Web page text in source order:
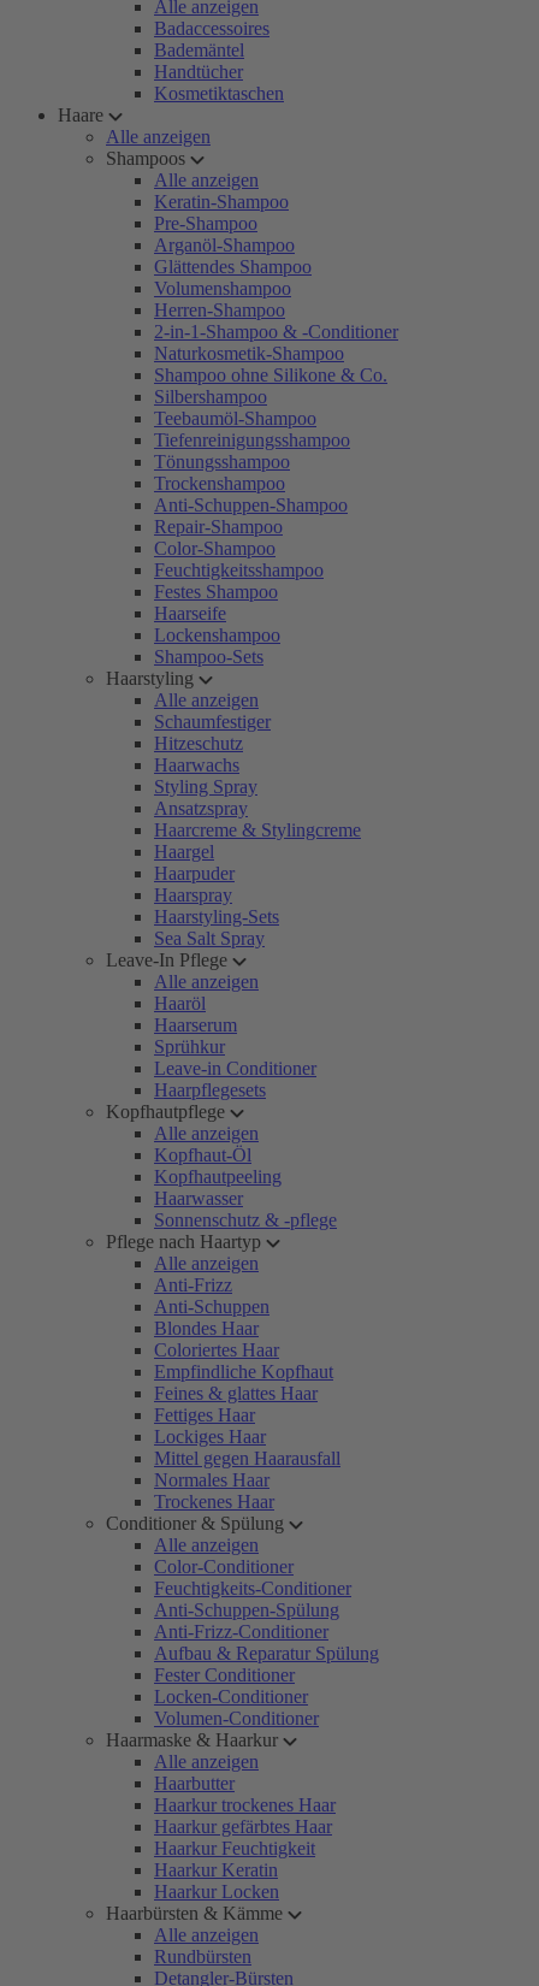
Alle anzeigen
Badaccessoires
Bademäntel
Handtücher
Kosmetiktaschen
Haare
Alle anzeigen
Shampoos
Alle anzeigen
Keratin-Shampoo
Pre-Shampoo
Arganöl-Shampoo
Glättendes Shampoo
Volumenshampoo
Herren-Shampoo
2-in-1-Shampoo & -Conditioner
Naturkosmetik-Shampoo
Shampoo ohne Silikone & Co.
Silbershampoo
Teebaumöl-Shampoo
Tiefenreinigungsshampoo
Tönungsshampoo
Trockenshampoo
Anti-Schuppen-Shampoo
Repair-Shampoo
Color-Shampoo
Feuchtigkeitsshampoo
Festes Shampoo
Haarseife
Lockenshampoo
Shampoo-Sets
Haarstyling
Alle anzeigen
Schaumfestiger
Hitzeschutz
Haarwachs
Styling Spray
Ansatzspray
Haarcreme & Stylingcreme
Haargel
Haarpuder
Haarspray
Haarstyling-Sets
Sea Salt Spray
Leave-In Pflege
Alle anzeigen
Haaröl
Haarserum
Sprühkur
Leave-in Conditioner
Haarpflegesets
Kopfhautpflege
Alle anzeigen
Kopfhaut-Öl
Kopfhautpeeling
Haarwasser
Sonnenschutz & -pflege
Pflege nach Haartyp
Alle anzeigen
Anti-Frizz
Anti-Schuppen
Blondes Haar
Coloriertes Haar
Empfindliche Kopfhaut
Feines & glattes Haar
Fettiges Haar
Lockiges Haar
Mittel gegen Haarausfall
Normales Haar
Trockenes Haar
Conditioner & Spülung
Alle anzeigen
Color-Conditioner
Feuchtigkeits-Conditioner
Anti-Schuppen-Spülung
Anti-Frizz-Conditioner
Aufbau & Reparatur Spülung
Fester Conditioner
Locken-Conditioner
Volumen-Conditioner
Haarmaske & Haarkur
Alle anzeigen
Haarbutter
Haarkur trockenes Haar
Haarkur gefärbtes Haar
Haarkur Feuchtigkeit
Haarkur Keratin
Haarkur Locken
Haarbürsten & Kämme
Alle anzeigen
Rundbürsten
Detangler-Bürsten